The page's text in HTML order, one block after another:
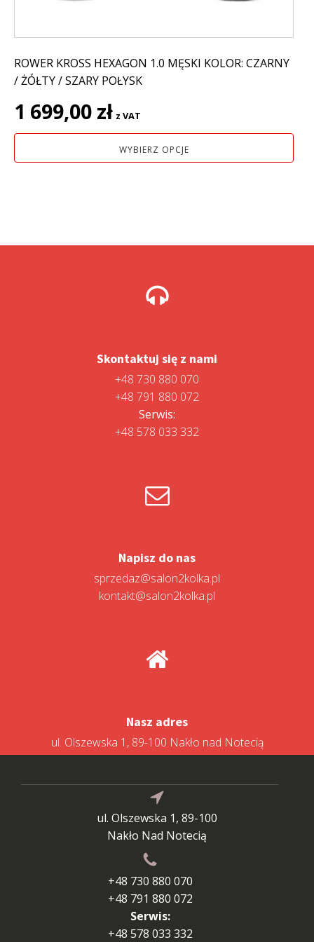
ROWER KROSS HEXAGON 1.0 MĘSKI KOLOR: CZARNY
/ ŻÓŁTY / SZARY POŁYSK
1 699,00 zł z VAT
WYBIERZ OPCJE
Skontaktuj się z nami
+48 730 880 070
+48 791 880 072
Serwis:
+48 578 033 332
Napisz do nas
sprzedaz@salon2kolka.pl
kontakt@salon2kolka.pl
Nasz adres
ul. Olszewska 1, 89-100 Nakło nad Notecią
ul. Olszewska 1, 89-100
Nakło Nad Notecią
+48 730 880 070
+48 791 880 072
Serwis:
+48 578 033 332